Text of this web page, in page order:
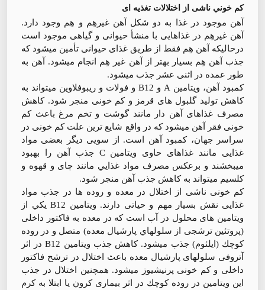
كم خوني ناشی از اختلالات تغذيه ای
آهن موجود در غذا به دو شكل آهن غيرهِم و هِم وجود دارد.
آهن غيرهِم در غذاهایی با منشأ حيوانی و گياهی موجود است
درحاليكه آهن هِم فقط از طريق غذای حيوانی تأمين ميشود كه
جذب آهن هِم بسيار بهتر از آهن غير هِم انجام ميشود. آهن به
طور عمده در اثنی عشر جذب ميشود.
كمبود آهن، ويتامين A و B12 و فولات و ريبوفلاوين ميتواند به
كاهش توليد گلبول های قرمز و كم خونی منجر شود. كاهش
مصرف غذاهای آهن دار مانند گوشت و تخم مرغ باعث كم
خونی فقر آهن ميشود كه در واقع شايع ترين علت كم خونی در
سراسر جهان، كمبود آهن است. از سويی ديگر بعضی مواد
غذايی مانند غذاهای حاوی ويتامين C جذب آهن را بهبود
ميبخشند و برعكس مصرف مواد غذايي مانند چای و قهوه و
كلسيم ميتواند به كاهش جذب آهن منجر شود.
كم خونی ناشی از اختلال در معده و روده ها در جذب مواد
غذايی نقش بسيار مهم و حياتی دارند. ويتامين B12 يكي از
ويتامين های محلول در آب است كه در معده به فاكتور داخلی
(پروتئين ترشجی از سلولهاي پارشيال معده) متصل و در روده
كوچك (ايلئوم) جذب ميشود. كاهش جذب ويتامين B12 در اثر
آتروفی سلولهای پارشيال معده باعث اختلال در ترشح فاكتور
داخلی و كم خونی پرنيشيوز ميشود. همچنين اختلال در جذب
اين ويتامين در روده كوچك در اثر بيماری كرون يا ابتلا به كرم